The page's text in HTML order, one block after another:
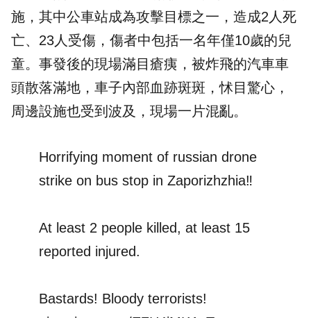
施，其中公車站成為攻擊目標之一，造成2人死
亡、23人受傷，傷者中包括一名年僅10歲的兒
童。事發後的現場滿目瘡痍，被炸飛的汽車車
頭散落滿地，車子內部血跡斑斑，怵目驚心，
周邊設施也受到波及，現場一片混亂。
Horrifying moment of russian drone
strike on bus stop in Zaporizhzhia‼️
At least 2 people killed, at least 15
reported injured.
Bastards! Bloody terrorists!